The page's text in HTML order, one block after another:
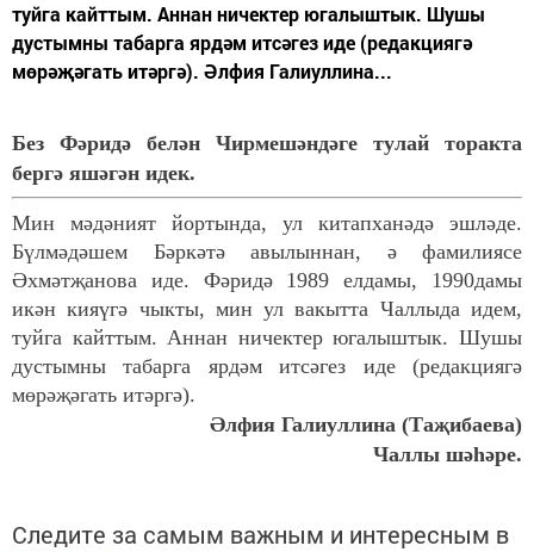
туйга кайттым. Аннан ничектер югалыштык. Шушы
дустымны табарга ярдәм итсәгез иде (редакциягә
мөрәҗәгать итәргә). Әлфия Галиуллина...
Без Фәридә белән Чирмешәндәге тулай торакта
бергә яшәгән идек.
Мин мәдәният йортында, ул китапханәдә эшләде.
Бүлмәдәшем Бәркәтә авылыннан, ә фамилиясе
Әхмәтҗанова иде. Фәридә 1989 елдамы, 1990дамы
икән кияүгә чыкты, мин ул вакытта Чаллыда идем,
туйга кайттым. Аннан ничектер югалыштык. Шушы
дустымны табарга ярдәм итсәгез иде (редакциягә
мөрәҗәгать итәргә).
Әлфия Галиуллина (Таҗибаева)
Чаллы шәһәре.
Следите за самым важным и интересным в